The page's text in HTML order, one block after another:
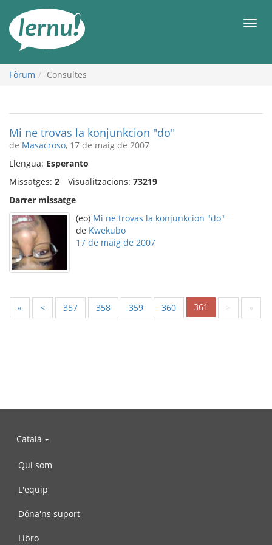
contingut
Fòrum Consultes
Mi ne trovas la konjunkcion "do"
de Masacroso, 17 de maig de 2007
Llengua: Esperanto
Missatges: 2 Visualitzacions: 73219
Darrer missatge
(eo) Mi ne trovas la konjunkcion "do"
de Kwekubo
17 de maig de 2007
« < 357 358 359 360 361 > »
Català
Qui som
L'equip
Dóna'ns suport
Libro